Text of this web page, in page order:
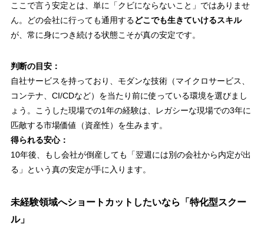
ここで言う安定とは、単に「クビにならないこと」ではありませ
ん。どの会社に行っても通用するどこでも生きていけるスキル
が、常に身につき続ける状態こそが真の安定です。
判断の目安：
自社サービスを持っており、モダンな技術（マイクロサービス、
コンテナ、CI/CDなど）を当たり前に使っている環境を選びまし
ょう。こうした現場での1年の経験は、レガシーな現場での3年に
匹敵する市場価値（資産性）を生みます。
得られる安心：
10年後、もし会社が倒産しても「翌週には別の会社から内定が出
る」という真の安定が手に入ります。
未経験領域へショートカットしたいなら「特化型スクー
ル」